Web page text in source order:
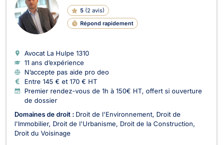
5 (2 avis)
Répond rapidement
Avocat La Hulpe 1310
11 ans d’expérience
N’accepte pas aide pro deo
Entre 145 € et 170 € HT
Premier rendez-vous de 1h à 150€ HT, offert si ouverture
de dossier
Domaines de droit : Droit de l'Environnement Droit de
l'Immobilier Droit de l'Urbanisme
Droit de la Construction
Droit du Voisinage